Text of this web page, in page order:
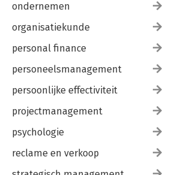
ondernemen
organisatiekunde
personal finance
personeelsmanagement
persoonlijke effectiviteit
projectmanagement
psychologie
reclame en verkoop